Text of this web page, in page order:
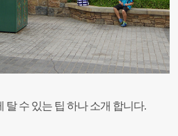
탈 수 있는 팁 하나 소개 합니다.